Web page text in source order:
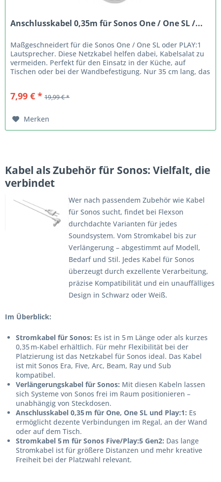
Anschlusskabel 0,35m für Sonos One / One SL /...
Maßgeschneidert für die Sonos One / One SL oder PLAY:1
Lautsprecher. Diese Netzkabel helfen dabei, Kabelsalat zu
vermeiden. Perfekt für den Einsatz in der Küche, auf
Tischen oder bei der Wandbefestigung. Nur 35 cm lang, das
7,99 € * 19,99 € *
Merken
Kabel als Zubehör für Sonos: Vielfalt, die
verbindet
Wer nach passendem Zubehör wie Kabel
für Sonos sucht, findet bei Flexson
durchdachte Varianten für jedes
Soundsystem. Vom Stromkabel bis zur
Verlängerung – abgestimmt auf Modell,
Bedarf und Stil. Jedes Kabel für Sonos
überzeugt durch exzellente Verarbeitung,
präzise Kompatibilität und ein unauffälliges
Design in Schwarz oder Weiß.
Im Überblick:
Stromkabel für Sonos: Es ist in 5 m Länge oder als kurzes
0,35 m-Kabel erhältlich. Für mehr Flexibilität bei der
Platzierung ist das Netzkabel für Sonos ideal. Das Kabel
ist mit Sonos Era, Five, Arc, Beam, Ray und Sub
kompatibel.
Verlängerungskabel für Sonos: Mit diesen Kabeln lassen
sich Systeme von Sonos frei im Raum positionieren –
unabhängig von Steckdosen.
Anschlusskabel 0,35 m für One, One SL und Play:1: Es
ermöglicht dezente Verbindungen im Regal, an der Wand
oder auf dem Tisch.
Stromkabel 5 m für Sonos Five/Play:5 Gen2: Das lange
Stromkabel ist für größere Distanzen und mehr kreative
Freiheit bei der Platzwahl relevant.